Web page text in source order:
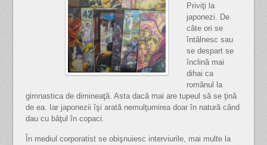
Priviţi la
japonezi. De
câte ori se
întâlnesc sau
se despart se
înclină mai
dihai ca
românul la
gimnastica de dimineaţă. Asta dacă mai are tupeul să se ţină
de ea. Iar japonezii îşi arată nemulţumirea doar în natură când
dau cu băţul în copaci.
În mediul corporatist se obişnuiesc interviurile, mai multe la